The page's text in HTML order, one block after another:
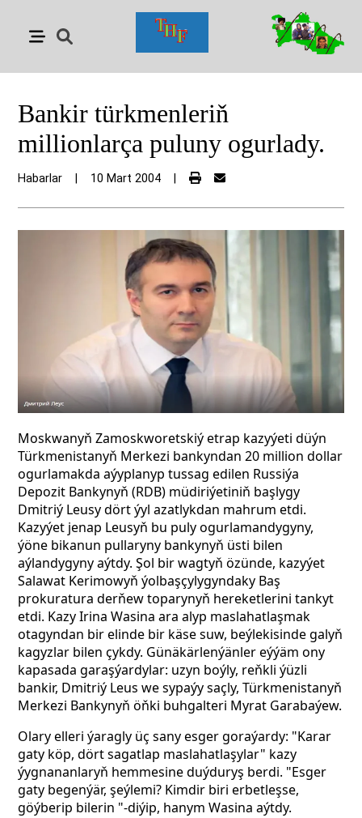
Bankir türkmenleriň
millionlarça puluny ogurlady.
Habarlar 10 Mart 2004
Moskwanyň Zamoskworetskiý etrap kazyýeti düýn
Türkmenistanyň Merkezi bankyndan 20 million dollar
ogurlamakda aýyplanyp tussag edilen Russiýa
Depozit Bankynyň (RDB) müdiriýetiniň başlygy
Dmitriý Leusy dört ýyl azatlykdan mahrum etdi.
Kazyýet jenap Leusyň bu puly ogurlamandygyny,
ýöne bikanun pullaryny bankynyň üsti bilen
aýlandygyny aýtdy. Şol bir wagtyň özünde, kazyýet
Salawat Kerimowyň ýolbaşçylygyndaky Baş
prokuratura derňew toparynyň hereketlerini tankyt
etdi. Kazy Irina Wasina ara alyp maslahatlaşmak
otagyndan bir elinde bir käse suw, beýlekisinde galyň
kagyzlar bilen çykdy. Günäkärlenýänler eýýäm ony
kapasada garaşýardylar: uzyn boýly, reňkli ýüzli
bankir, Dmitriý Leus we sypaýy saçly, Türkmenistanyň
Merkezi Bankynyň öňki buhgalteri Myrat Garabaýew.
Olary elleri ýaragly üç sany esger goraýardy: "Karar
gaty köp, dört sagatlap maslahatlaşylar" kazy
ýygnananlaryň hemmesine duýduryş berdi. "Esger
gaty begenýär, şeýlemi? Kimdir biri erbetleşse,
göýberip bilerin "-diýip, hanym Wasina aýtdy.